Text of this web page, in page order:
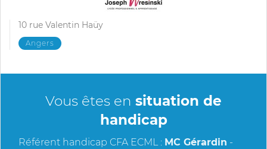
10 rue Valentin Haüy
Angers
Vous êtes en situation de
handicap
Référent handicap CFA ECML : MC Gérardin -